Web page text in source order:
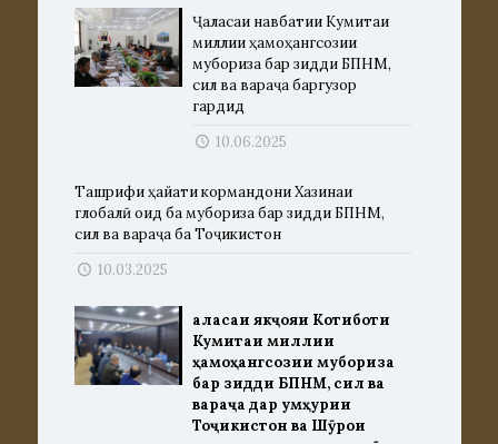
Ҷаласаи навбатии Кумитаи
миллии ҳамоҳангсозии
мубориза бар зидди БПНМ,
сил ва вараҷа баргузор
гардид
10.06.2025
Ташрифи ҳайати кормандони Хазинаи
глобалӣ оид ба мубориза бар зидди БПНМ,
сил ва вараҷа ба Тоҷикистон
10.03.2025
Ҷаласаи якҷояи Котиботи
Кумитаи миллии
ҳамоҳангсозии мубориза
бар зидди БПНМ, сил ва
вараҷа дар Ҷумҳурии
Тоҷикистон ва Шӯрои